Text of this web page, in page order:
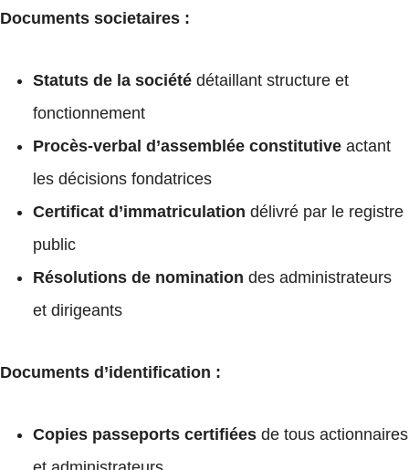
Documents societaires :
Statuts de la société détaillant structure et
fonctionnement
Procès-verbal d’assemblée constitutive actant
les décisions fondatrices
Certificat d’immatriculation délivré par le registre
public
Résolutions de nomination des administrateurs
et dirigeants
Documents d’identification :
Copies passeports certifiées de tous actionnaires